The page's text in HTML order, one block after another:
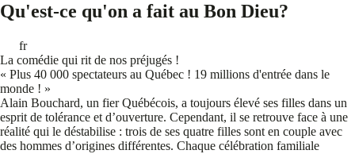
Qu'est-ce qu'on a fait au Bon Dieu?
fr
La comédie qui rit de nos préjugés !
« Plus 40 000 spectateurs au Québec ! 19 millions d'entrée dans le
monde ! »
Alain Bouchard, un fier Québécois, a toujours élevé ses filles dans un
esprit de tolérance et d’ouverture. Cependant, il se retrouve face à une
réalité qui le déstabilise : trois de ses quatre filles sont en couple avec
des hommes d’origines différentes. Chaque célébration familiale